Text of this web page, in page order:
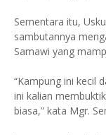
Sementara itu,
sambutannya
Samawi yang
“Kampung ini kecil
ini kalian
biasa,” kata Mgr.